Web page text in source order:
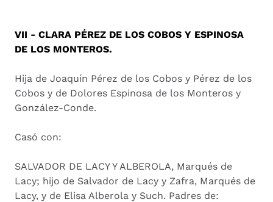
VII - CLARA PÉREZ DE LOS COBOS Y ESPINOSA
DE LOS MONTEROS.
Hija de Joaquín Pérez de los Cobos y Pérez de los
Cobos y de Dolores Espinosa de los Monteros y
González-Conde.
Casó con:
SALVADOR DE LACY Y ALBEROLA, Marqués de
Lacy; hijo de Salvador de Lacy y Zafra, Marqués de
Lacy, y de Elisa Alberola y Such. Padres de: